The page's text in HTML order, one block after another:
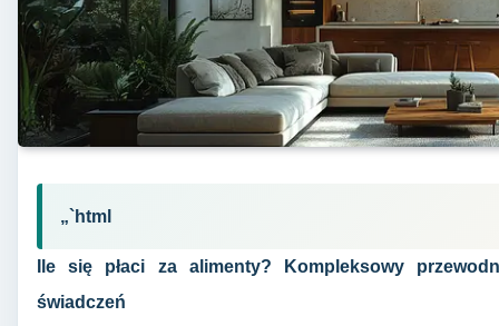
„`html
Ile się płaci za alimenty? Kompleksowy
świadczeń